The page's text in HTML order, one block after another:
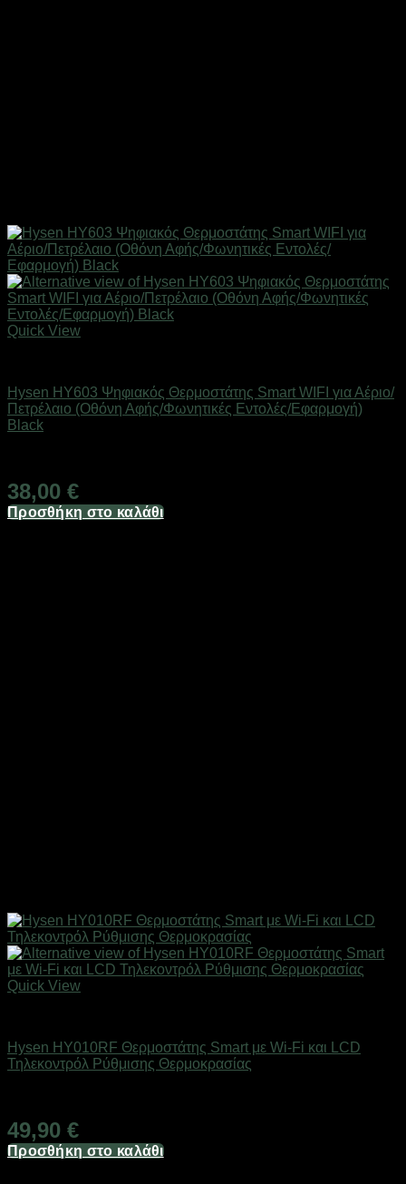
Quick View
Hysen HY603 Ψηφιακός Θερμοστάτης Smart WIFI για Αέριο/
Πετρέλαιο (Οθόνη Αφής/Φωνητικές Εντολές/Εφαρμογή)
Black
38,00 €
Προσθήκη στο καλάθι
Quick View
Hysen HY010RF Θερμοστάτης Smart με Wi-Fi και LCD
Τηλεκοντρόλ Ρύθμισης Θερμοκρασίας
49,90 €
Προσθήκη στο καλάθι